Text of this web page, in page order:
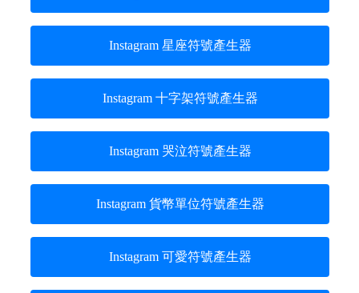
Instagram 星座符號產生器
Instagram 十字架符號產生器
Instagram 哭泣符號產生器
Instagram 貨幣單位符號產生器
Instagram 可愛符號產生器